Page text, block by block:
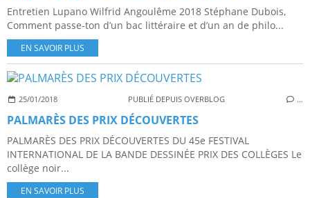
Entretien Lupano Wilfrid Angoulême 2018 Stéphane Dubois,
Comment passe-ton d’un bac littéraire et d’un an de philo...
EN SAVOIR PLUS
25/01/2018 PUBLIÉ DEPUIS OVERBLOG …
PALMARÈS DES PRIX DÉCOUVERTES
PALMARÈS DES PRIX DÉCOUVERTES DU 45e FESTIVAL
INTERNATIONAL DE LA BANDE DESSINÉE PRIX DES COLLÈGES Le
collège noir...
EN SAVOIR PLUS